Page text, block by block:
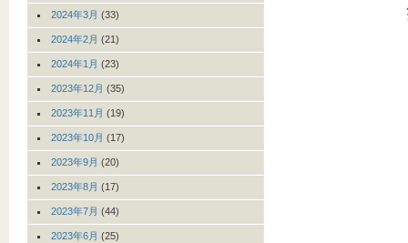
2024年3月 (33)
2024年2月 (21)
2024年1月 (23)
2023年12月 (35)
2023年11月 (19)
2023年10月 (17)
2023年9月 (20)
2023年8月 (17)
2023年7月 (44)
2023年6月 (25)